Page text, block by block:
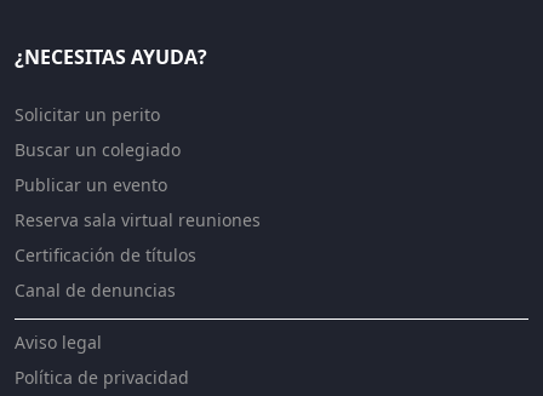
¿NECESITAS AYUDA?
Solicitar un perito
Buscar un colegiado
Publicar un evento
Reserva sala virtual reuniones
Certificación de títulos
Canal de denuncias
Aviso legal
Política de privacidad